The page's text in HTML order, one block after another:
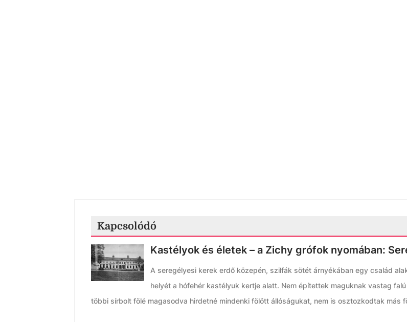
Kapcsolódó
Kastélyok és életek – a Zichy grófok nyomában:
A seregélyesi kerek erdő közepén, szilfák sötét árnyékában egy család
helyét a hófehér kastélyuk kertje alatt. Nem építettek maguknak vastag
többi sírbolt fölé magasodva hirdetné mindenki fölött állóságukat, nem is osztozkodtak más